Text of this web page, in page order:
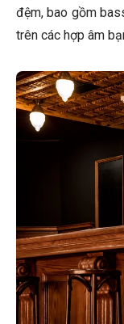
đệm, bao gồm
trên các hợp âm